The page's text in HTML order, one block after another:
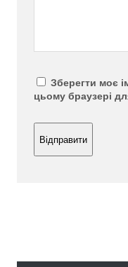
Зберегти моє
цьому браузері